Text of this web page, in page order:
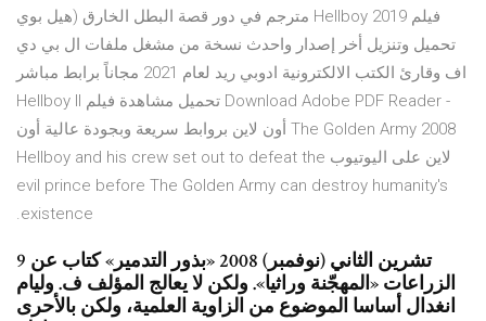
فيلم Hellboy 2019 مترجم في دور قصة البطل الخارق (هيل بوي
تحميل وتنزيل أخر إصدار واحدث نسخة من مشغل ملفات ال بي دي
اف وقارئ الكتب الالكترونية ادوبي ريد لعام 2021 مجاناً برابط مباشر
- Download Adobe PDF Reader تحميل مشاهدة فيلم Hellboy II
The Golden Army 2008 أون لاين بروابط سريعة وبجودة عالية أون
لاين على اليوتيوب Hellboy and his crew set out to defeat the
evil prince before The Golden Army can destroy humanity's
existence.
9 تشرين الثاني (نوفمبر) 2008 «بذور التدمير» كتاب عن
الزراعات «المهجّنة وراثيا». ولكن لا يعالج المؤلف ف. وليام
انغدال أساسا الموضوع من الزاوية العلمية، ولكن بالأحرى